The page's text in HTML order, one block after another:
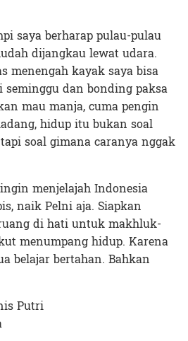
saya berharap pulau-pulau
dijangkau lewat udara.
menengah kayak saya bisa
dan bonding paksa
mau manja, cuma pengin
hidup itu bukan soal
soal gimana caranya nggak
menjelajah Indonesia
naik Pelni aja. Siapkan
di hati untuk makhluk-
menumpang hidup. Karena
belajar bertahan. Bahkan
Putri